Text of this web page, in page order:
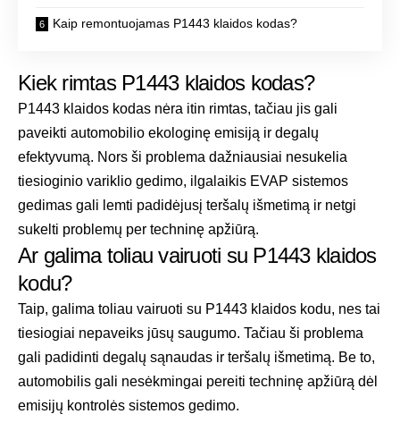
Kaip remontuojamas P1443 klaidos kodas?
Kiek rimtas P1443 klaidos kodas?
P1443 klaidos kodas nėra itin rimtas, tačiau jis gali
paveikti automobilio ekologinę emisiją ir degalų
efektyvumą. Nors ši problema dažniausiai nesukelia
tiesioginio variklio gedimo, ilgalaikis EVAP sistemos
gedimas gali lemti padidėjusį teršalų išmetimą ir netgi
sukelti problemų per techninę apžiūrą.
Ar galima toliau vairuoti su P1443 klaidos
kodu?
Taip, galima toliau vairuoti su P1443 klaidos kodu, nes tai
tiesiogiai nepaveiks jūsų saugumo. Tačiau ši problema
gali padidinti degalų sąnaudas ir teršalų išmetimą. Be to,
automobilis gali nesėkmingai pereiti techninę apžiūrą dėl
emisijų kontrolės sistemos gedimo.